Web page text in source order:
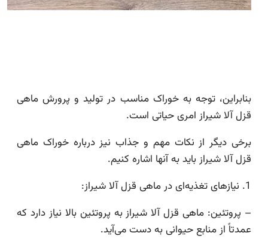
بنابراین، توجه به خوراک مناسب در تولید و پرورش ماهی
قزل آلا شیراز امری حیاتی است.
برخی دیگر از نکات مهم و جذاب نیز درباره خوراک ماهی
قزل آلا شیراز باید به آنها اشاره کنیم.
1. نیازهای تغذیه‌ای در ماهی قزل آلا شیراز:
– پروتئین: ماهی قزل آلا شیراز به پروتئین بالا نیاز دارد که
عمدتاً از منابع حیوانی به دست می‌آید.